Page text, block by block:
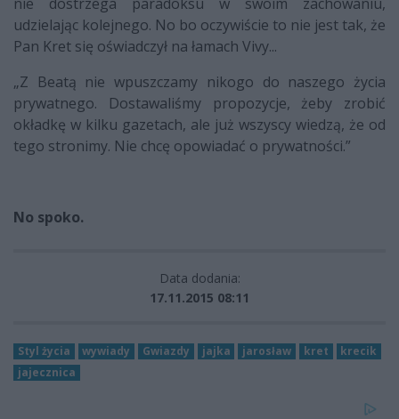
udzielając kolejnego. No bo oczywiście to nie jest tak, że
Pan Kret się oświadczył na łamach Vivy...
„Z Beatą nie wpuszczamy nikogo do naszego życia
prywatnego. Dostawaliśmy propozycje, żeby zrobić
okładkę w kilku gazetach, ale już wszyscy wiedzą, że od
tego stronimy. Nie chcę opowiadać o prywatności.”
No spoko.
Data dodania:
17.11.2015 08:11
Styl życia wywiady Gwiazdy jajka jarosław kret
krecik
jajecznica